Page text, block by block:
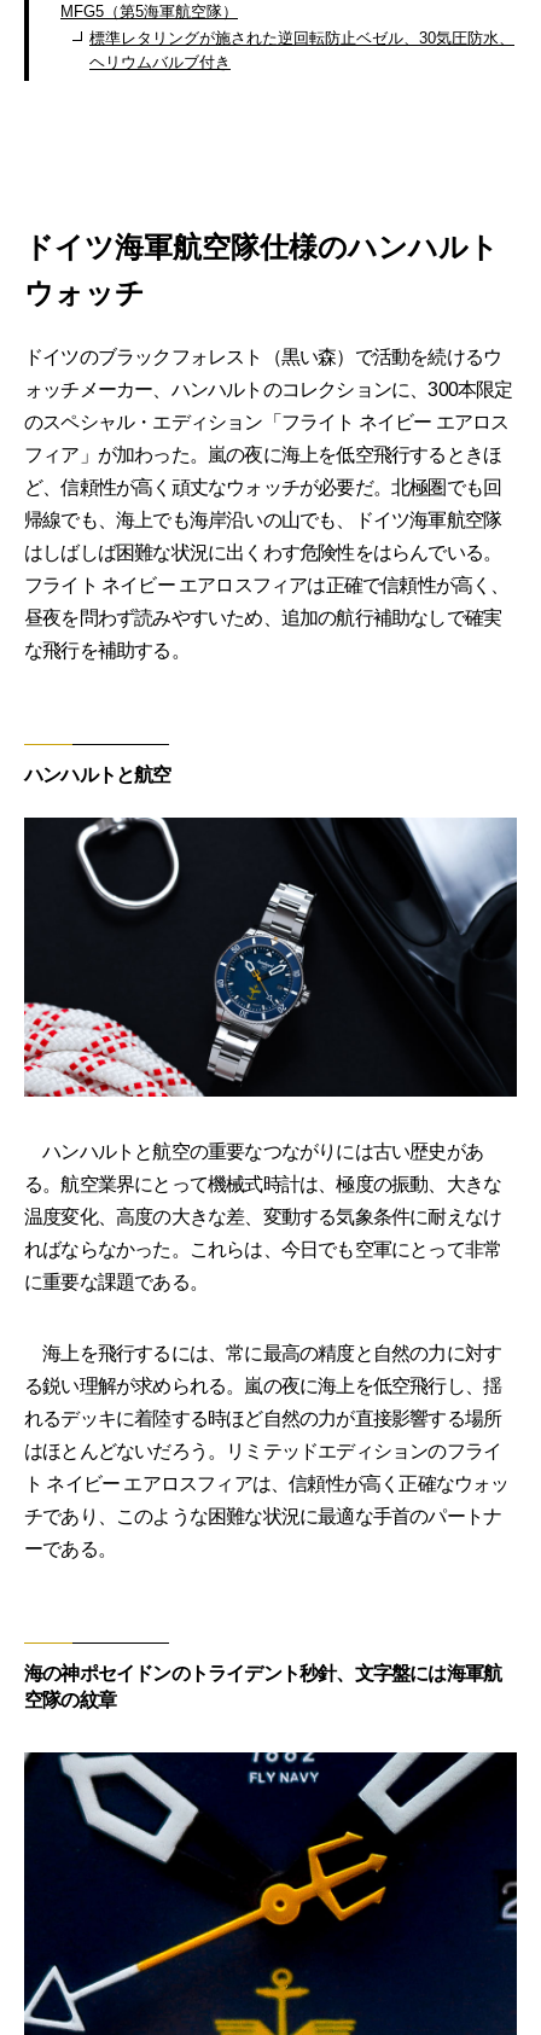
MFG5（第5海軍航空隊）
標準レタリングが施された逆回転防止ベゼル、30気圧防水、
ヘリウムバルブ付き
ドイツ海軍航空隊仕様のハンハルト
ウォッチ
ドイツのブラックフォレスト（黒い森）で活動を続けるウ
ォッチメーカー、ハンハルトのコレクションに、300本限定
のスペシャル・エディション「フライト ネイビー エアロス
フィア」が加わった。嵐の夜に海上を低空飛行するときほ
ど、信頼性が高く頑丈なウォッチが必要だ。北極圏でも回
帰線でも、海上でも海岸沿いの山でも、ドイツ海軍航空隊
はしばしば困難な状況に出くわす危険性をはらんでいる。
フライト ネイビー エアロスフィアは正確で信頼性が高く、
昼夜を問わず読みやすいため、追加の航行補助なしで確実
な飛行を補助する。
ハンハルトと航空
ハンハルトと航空の重要なつながりには古い歴史があ
る。航空業界にとって機械式時計は、極度の振動、大きな
温度変化、高度の大きな差、変動する気象条件に耐えなけ
ればならなかった。これらは、今日でも空軍にとって非常
に重要な課題である。
海上を飛行するには、常に最高の精度と自然の力に対す
る鋭い理解が求められる。嵐の夜に海上を低空飛行し、揺
れるデッキに着陸する時ほど自然の力が直接影響する場所
はほとんどないだろう。リミテッドエディションのフライ
ト ネイビー エアロスフィアは、信頼性が高く正確なウォッ
チであり、このような困難な状況に最適な手首のパートナ
ーである。
海の神ポセイドンのトライデント秒針、文字盤には海軍航
空隊の紋章